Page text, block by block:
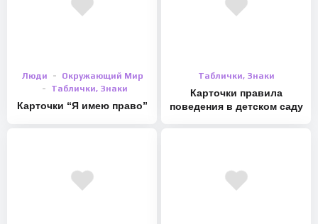
Люди
Окружающий Мир
Таблички, Знаки
Карточки “Я имею право”
Таблички, Знаки
Карточки правила
поведения в детском саду